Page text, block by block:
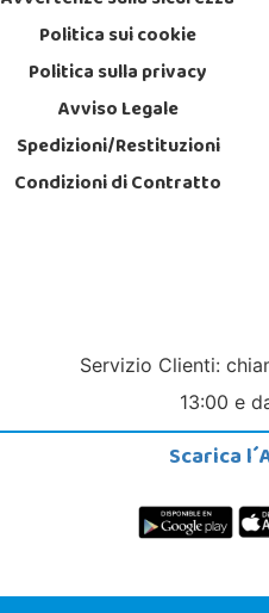
Politica sui cookie
Politica sulla privacy
Avviso Legale
Spedizioni/Restituzioni
Condizioni di Contratto
Servizio Clienti:
13:00 e
Scarica